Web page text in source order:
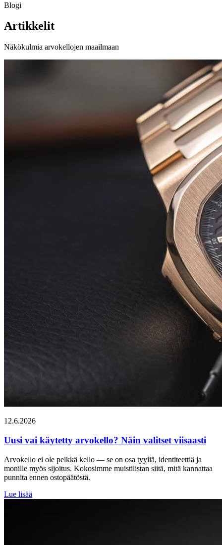
Blogi
Artikkelit
Näkökulmia arvokellojen maailmaan
12.6.2026
Uusi vai käytetty arvokello? Näin valitset viisaasti
Arvokello ei ole pelkkä kello — se on osa tyyliä, identiteettiä ja
monille myös sijoitus. Kokosimme muistilistan siitä, mitä kannattaa
punnita ennen ostopäätöstä.
Lue lisää